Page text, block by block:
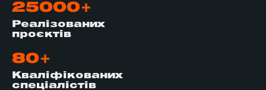
25000+
Реалізованих
проєктів
80+
Кваліфікованих
спеціалістів